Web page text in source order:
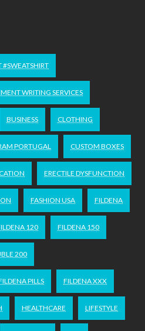
WRITING SERVICES
BUSINESS CLOTHING
PORTUGAL CUSTOM BOXES
ERECTILE DYSFUNCTION
FASHION USA FILDENA
120 FILDENA 150
200
PILLS FILDENA XXX
HEALTHCARE LIFESTYLE